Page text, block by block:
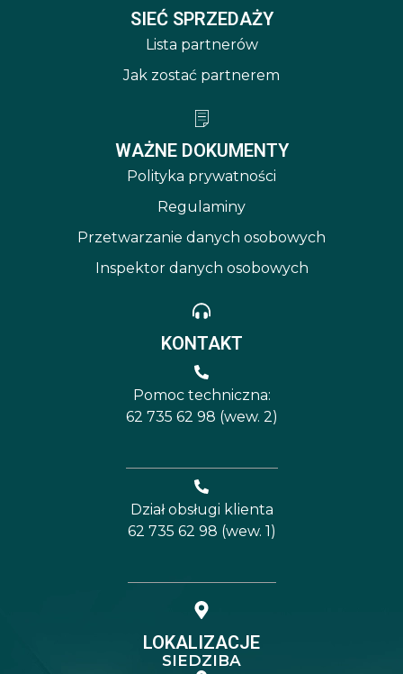
SIEĆ SPRZEDAŻY
Lista partnerów
Jak zostać partnerem
WAŻNE DOKUMENTY
Polityka prywatności
Regulaminy
Przetwarzanie danych osobowych
Inspektor danych osobowych
KONTAKT
Pomoc techniczna:
62 735 62 98 (wew. 2)
Dział obsługi klienta
62 735 62 98 (wew. 1)
LOKALIZACJE
SIEDZIBA